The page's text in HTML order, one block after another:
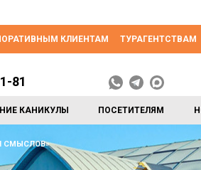
КЛИЕНТАМ ТУРАГЕНТСТВАМ
КАНИКУЛЫ ПОСЕТИТЕЛЯМ
81
СМЫСЛОВ»